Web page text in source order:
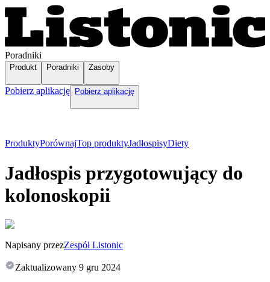
Poradniki
Produkt Poradniki Zasoby
Pobierz aplikację Pobierz aplikację
ProduktyPorównajTop produktyJadłospisyDiety
Jadłospis przygotowujący do
kolonoskopii
Napisany przezZespół Listonic
Zaktualizowany 9 gru 2024